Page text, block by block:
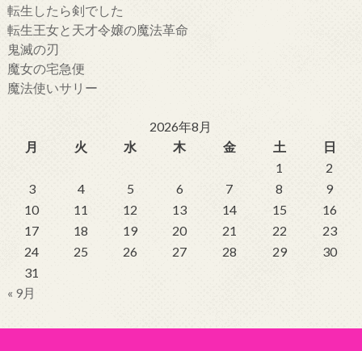
転生したら剣でした
転生王女と天才令嬢の魔法革命
鬼滅の刃
魔女の宅急便
魔法使いサリー
2026年8月
月
火 水 木 金 土
日
1
2
3
4 5 6 7 8
9
10
11 12 13 14 15
16
17
18 19 20 21 22
23
24
25 26 27 28 29
30
31
« 9月